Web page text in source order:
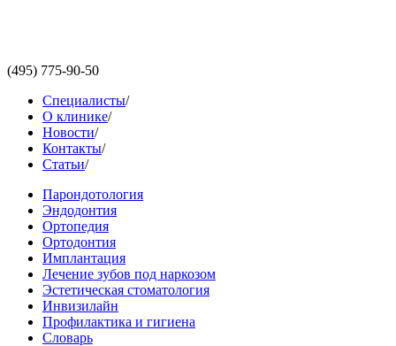
(495) 775-90-50
Специалисты/
О клинике/
Новости/
Контакты/
Статьи/
Парондотология
Эндодонтия
Ортопедия
Ортодонтия
Имплантация
Лечение зубов под наркозом
Эстетическая стоматология
Инвизилайн
Профилактика и гигиена
Словарь